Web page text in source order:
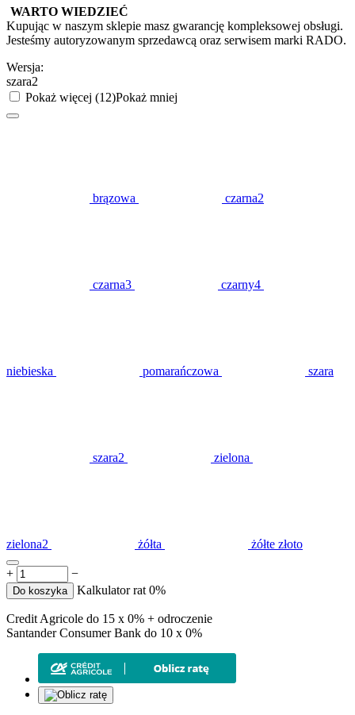
WARTO WIEDZIEĆ
Kupując w naszym sklepie masz gwarancję kompleksowej obsługi.
Jesteśmy autoryzowanym sprzedawcą oraz serwisem marki RADO.
Wersja:
szara2
Pokaż więcej (12)Pokaż mniej
brązowa czarna2
czarna3 czarny4
niebieska pomarańczowa szara
szara2 zielona
zielona2 żółta żółte złoto
+ −
Do koszyka Kalkulator rat 0%
Credit Agricole do 15 x 0% + odroczenie
Santander Consumer Bank do 10 x 0%